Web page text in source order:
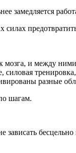
замедляется
силах
мозга, и между
разные
шагам.